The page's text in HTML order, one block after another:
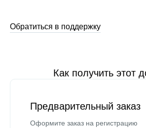
Обратиться в поддержку
Как получить этот
Предварительный заказ
Оформите заказ на регистрацию